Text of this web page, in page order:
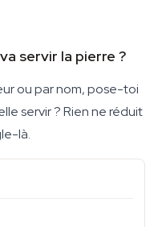
servir la pierre ?
ou par nom, pose-toi
servir ? Rien ne réduit
là.